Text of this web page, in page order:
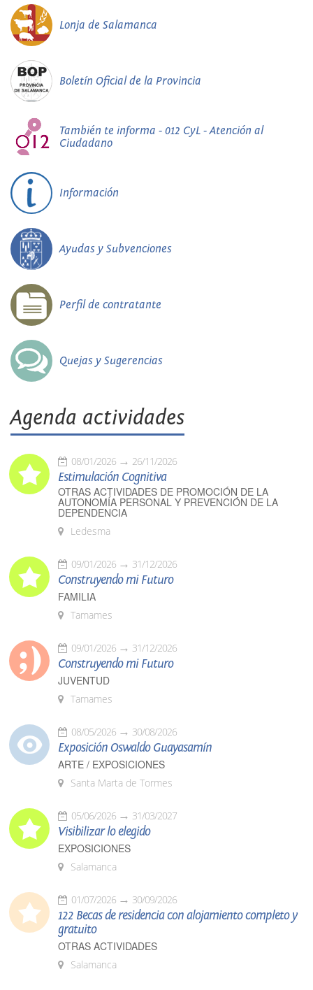
Lonja de Salamanca
Boletín Oficial de la Provincia
También te informa - 012 CyL - Atención al
Ciudadano
Información
Ayudas y Subvenciones
Perfil de contratante
Quejas y Sugerencias
Agenda actividades
08/01/2026 26/11/2026
Estimulación Cognitiva
OTRAS ACTIVIDADES DE PROMOCIÓN DE LA
AUTONOMÍA PERSONAL Y PREVENCIÓN DE LA
DEPENDENCIA
Ledesma
09/01/2026 31/12/2026
Construyendo mi Futuro
FAMILIA
Tamames
09/01/2026 31/12/2026
Construyendo mi Futuro
JUVENTUD
Tamames
08/05/2026 30/08/2026
Exposición Oswaldo Guayasamín
ARTE / EXPOSICIONES
Santa Marta de Tormes
05/06/2026 31/03/2027
Visibilizar lo elegido
EXPOSICIONES
Salamanca
01/07/2026 30/09/2026
122 Becas de residencia con alojamiento completo y
gratuito
OTRAS ACTIVIDADES
Salamanca